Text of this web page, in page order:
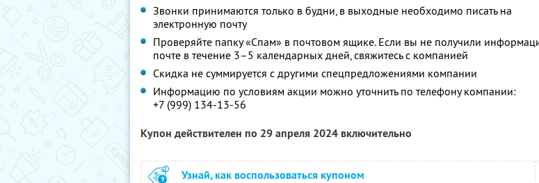
Звонки принимаются только в будни, в выходные необходимо писать на
электронную почту
Проверяйте папку «Спам» в почтовом ящике. Если вы не получили
почте в течение 3–5 календарных дней, свяжитесь с компанией
Скидка не суммируется с другими спецпредложениями компании
Информацию по условиям акции можно уточнить по телефону компании:
+7 (999) 134-13-56
Купон действителен по 29 апреля 2024 включительно
Узнай, как воспользоваться купоном